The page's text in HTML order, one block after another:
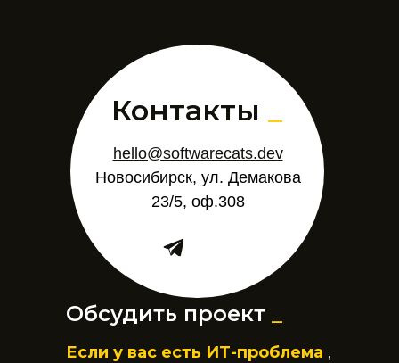
Обсудить проект
Если у вас есть ИТ-проблема ,
hello@softwarecats.dev
Новосибирск, ул. Демакова
23/5, оф.308
Контакты _